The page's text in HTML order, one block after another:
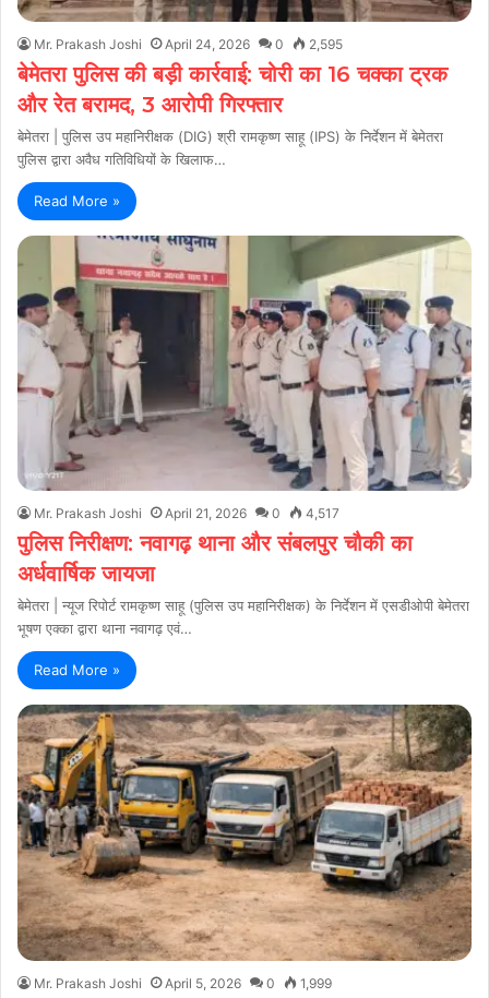
Mr. Prakash Joshi April 24, 2026 0 2,595
बेमेतरा पुलिस की बड़ी कार्रवाई: चोरी का 16 चक्का ट्रक
और रेत बरामद, 3 आरोपी गिरफ्तार
बेमेतरा | पुलिस उप महानिरीक्षक (DIG) श्री रामकृष्ण साहू (IPS) के निर्देशन में बेमेतरा
पुलिस द्वारा अवैध गतिविधियों के खिलाफ…
Read More »
Mr. Prakash Joshi April 21, 2026 0 4,517
पुलिस निरीक्षण: नवागढ़ थाना और संबलपुर चौकी का
अर्धवार्षिक जायजा
बेमेतरा | न्यूज रिपोर्ट रामकृष्ण साहू (पुलिस उप महानिरीक्षक) के निर्देशन में एसडीओपी बेमेतरा
भूषण एक्का द्वारा थाना नवागढ़ एवं…
Read More »
Mr. Prakash Joshi April 5, 2026 0 1,999